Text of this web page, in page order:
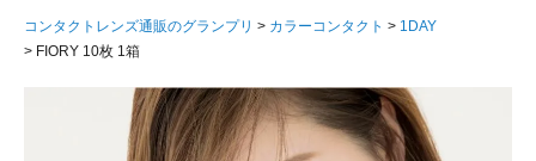
コンタクトレンズ通販のグランプリ カラーコンタクト
1DAY
FIORY 10枚 1箱